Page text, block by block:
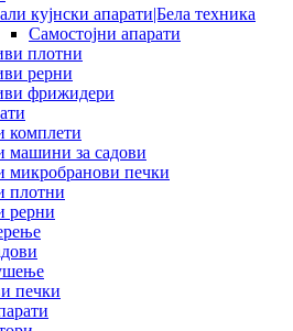
кујнски апарати|Бела техника
Самостојни апарати
плотни
рерни
фрижидери
комплети
машини за садови
микробранови печки
плотни
рерни
печки